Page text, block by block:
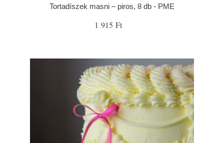
Tortadíszek masni – piros, 8 db - PME
1 915 Ft